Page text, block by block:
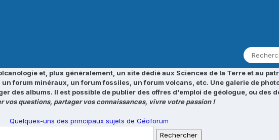
et, plus généralement, un site dédié aux Sciences de la Terre et au
forum minéraux, un forum fossiles, un forum volcans, etc. Une galerie de
des albums. Il est possible de publier des offres d'emploi de géologue, ou des
vos questions, partager vos connaissances, vivre votre passion !
Quelques-uns des principaux sujets de Géoforum